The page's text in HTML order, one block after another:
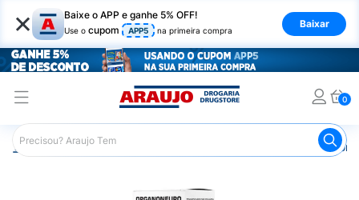
× Baixe o APP e ganhe 5% OFF!
Use o cupom APP5 na primeira compra
Baixar
0
Araujo Saúde e Bem Estar